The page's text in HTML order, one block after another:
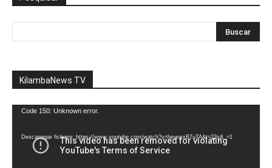
KilambaNews TV
Reprodutor
vídeo
Code 150: Unknown error.
Descarregar ficheiro: https://www.youtube.com/watch?v=heunxxB7uTA&t=22s&_=1